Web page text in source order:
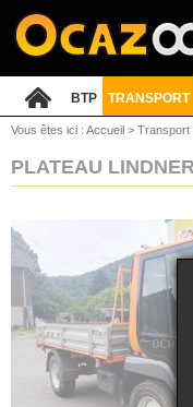
BTP TRANSPORT
Vous êtes ici : Accueil > Transport
PLATEAU